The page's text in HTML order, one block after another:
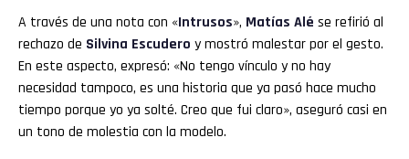
A través de una nota con «Intrusos», Matías Alé se refirió al
rechazo de Silvina Escudero y mostró malestar por el gesto.
En este aspecto, expresó: «No tengo vínculo y no hay
necesidad tampoco, es una historia que ya pasó hace mucho
tiempo porque yo ya solté. Creo que fui claro», aseguró casi en
un tono de molestia con la modelo.